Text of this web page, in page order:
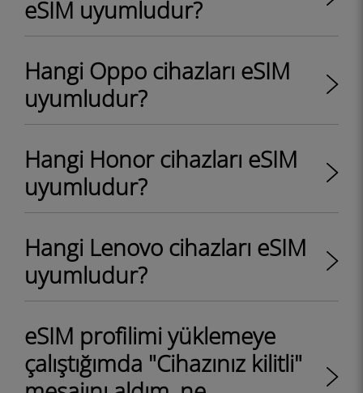
eSIM uyumludur?
Hangi Oppo cihazları eSIM
uyumludur?
Hangi Honor cihazları eSIM
uyumludur?
Hangi Lenovo cihazları eSIM
uyumludur?
eSIM profilimi yüklemeye
çalıştığımda "Cihazınız kilitli"